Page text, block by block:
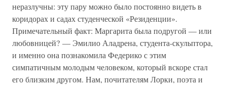
неразлучны: эту пару можно было постоянно видеть в
коридорах и садах студенческой «Резиденции».
Примечательный факт: Маргарита была подругой — или
любовницей? — Эмилио Аладрена, студента-скульптора,
и именно она познакомила Федерико с этим
симпатичным молодым человеком, который вскоре стал
его близким другом. Нам, почитателям Лорки, поэта и